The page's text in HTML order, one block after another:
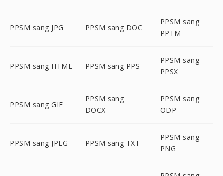
PPSM sang JPG PPSM sang DOC
PPSM sang
PPTM
PPSM sang HTML PPSM sang PPS
PPSM sang
PPSX
PPSM sang GIF
PPSM sang
DOCX
PPSM sang
ODP
PPSM sang JPEG PPSM sang TXT
PPSM sang
PNG